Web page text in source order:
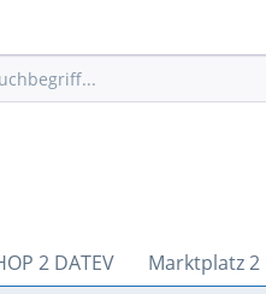
2 DATEV Marktplatz 2